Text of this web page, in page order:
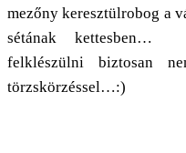
mezőny keresztülrobog a
sétának kettesben…
felklészülni biztosan
törzskörzéssel…:)